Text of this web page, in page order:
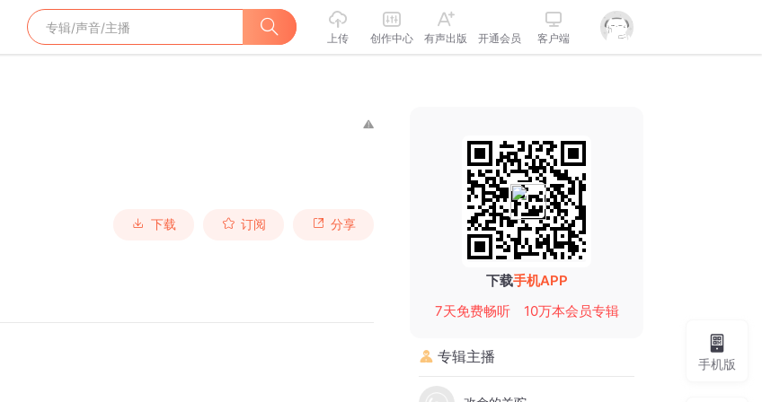
上传 创作中心 有声出版 开通会员 客户端
下载 订阅 分享
下载手机APP
7天免费畅听
10万本会员专辑
专辑主播 手机版